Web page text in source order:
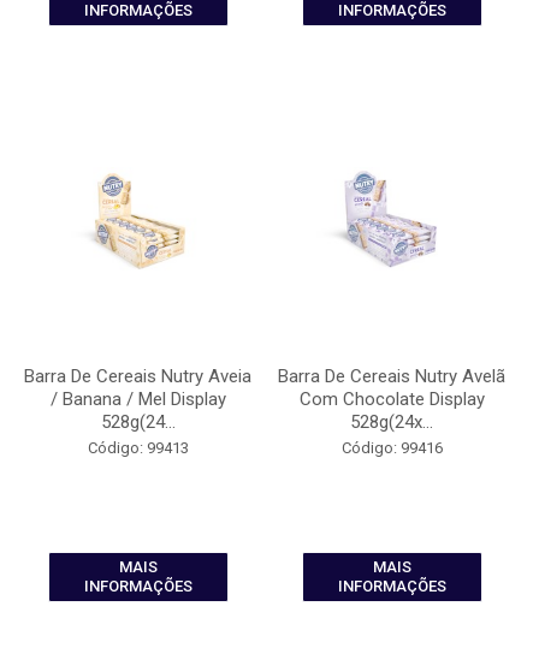
INFORMAÇÕES
INFORMAÇÕES
Barra De Cereais Nutry Aveia
/ Banana / Mel Display
528g(24...
Código: 99413
MAIS
INFORMAÇÕES
Barra De Cereais Nutry Avelã
Com Chocolate Display
528g(24x...
Código: 99416
MAIS
INFORMAÇÕES